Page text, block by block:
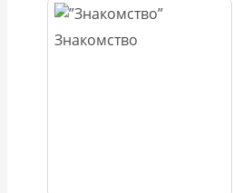
Знакомство